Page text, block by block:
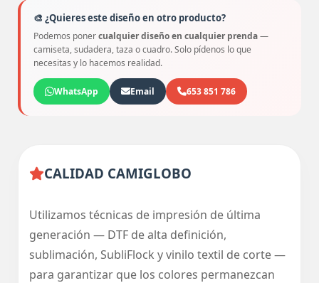
🎨 ¿Quieres este diseño en otro producto?
Podemos ponercualquier diseño en cualquier prenda—
camiseta, sudadera, taza o cuadro. Solo pídenos lo que
necesitas y lo hacemos realidad.
WhatsApp Email 653 851 786
CALIDAD CAMIGLOBO
Utilizamos técnicas de impresión de última
generación — DTF de alta definición,
sublimación, SubliFlock y vinilo textil de corte —
para garantizar que los colores permanezcan